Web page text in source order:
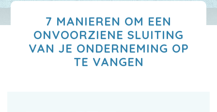
7 MANIEREN OM EEN
ONVOORZIENE SLUITING
VAN JE ONDERNEMING OP
TE VANGEN